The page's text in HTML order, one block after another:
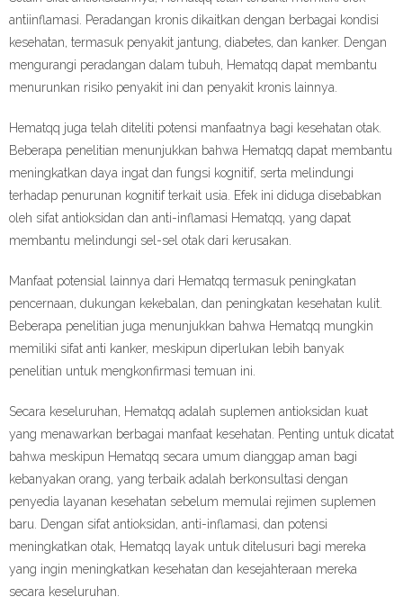
antiinflamasi. Peradangan kronis dikaitkan dengan berbagai kondisi
kesehatan, termasuk penyakit jantung, diabetes, dan kanker. Dengan
mengurangi peradangan dalam tubuh, Hematqq dapat membantu
menurunkan risiko penyakit ini dan penyakit kronis lainnya.
Hematqq juga telah diteliti potensi manfaatnya bagi kesehatan otak.
Beberapa penelitian menunjukkan bahwa Hematqq dapat membantu
meningkatkan daya ingat dan fungsi kognitif, serta melindungi
terhadap penurunan kognitif terkait usia. Efek ini diduga disebabkan
oleh sifat antioksidan dan anti-inflamasi Hematqq, yang dapat
membantu melindungi sel-sel otak dari kerusakan.
Manfaat potensial lainnya dari Hematqq termasuk peningkatan
pencernaan, dukungan kekebalan, dan peningkatan kesehatan kulit.
Beberapa penelitian juga menunjukkan bahwa Hematqq mungkin
memiliki sifat anti kanker, meskipun diperlukan lebih banyak
penelitian untuk mengkonfirmasi temuan ini.
Secara keseluruhan, Hematqq adalah suplemen antioksidan kuat
yang menawarkan berbagai manfaat kesehatan. Penting untuk dicatat
bahwa meskipun Hematqq secara umum dianggap aman bagi
kebanyakan orang, yang terbaik adalah berkonsultasi dengan
penyedia layanan kesehatan sebelum memulai rejimen suplemen
baru. Dengan sifat antioksidan, anti-inflamasi, dan potensi
meningkatkan otak, Hematqq layak untuk ditelusuri bagi mereka
yang ingin meningkatkan kesehatan dan kesejahteraan mereka
secara keseluruhan.